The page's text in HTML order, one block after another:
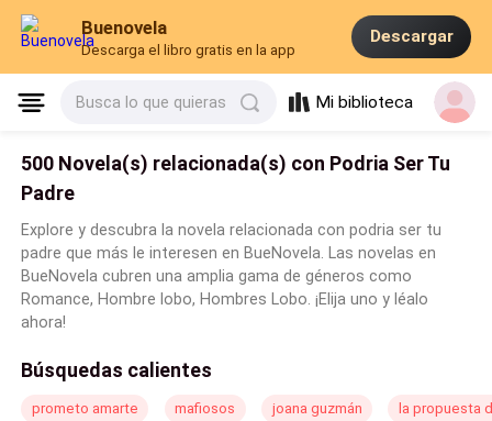
Buenovela
Descarga el libro gratis en la app
Descargar
Busca lo que quieras Mi biblioteca
500 Novela(s) relacionada(s) con Podria Ser Tu
Padre
Explore y descubra la novela relacionada con podria ser tu
padre que más le interesen en BueNovela. Las novelas en
BueNovela cubren una amplia gama de géneros como
Romance, Hombre lobo, Hombres Lobo. ¡Elija uno y léalo
ahora!
Búsquedas calientes
prometo amarte mafiosos joana guzmán la propuesta